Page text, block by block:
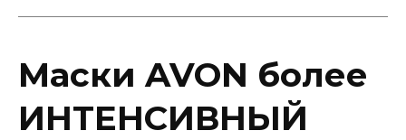
Маски AVON более
ИНТЕНСИВНЫЙ